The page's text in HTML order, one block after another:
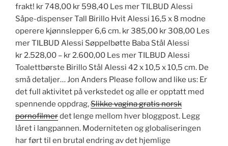
frakt! kr 748,00 kr 598,40 Les mer TILBUD Alessi
Såpe-dispenser Tall Birillo Hvit Alessi 16,5 x 8 modne
operere kjønnslepper 6,6 cm. kr 385,00 kr 308,00 Les
mer TILBUD Alessi Søppelbøtte Baba Stål Alessi
kr 2.528,00 – kr 2.600,00 Les mer TILBUD Alessi
Toalettbørste Birillo Stål Alessi 42 x 10,5 x 10,5 cm. De
små detaljer… Jon Anders Please follow and like us: Er
det full aktivitet på verkstedet og alle er opptatt med
spennende oppdrag,Slikke vagina gratis norsk
pornofilmerdet lenge mellom hver bloggpost. Legg
låret i langpannen. Moderniteten og globaliseringen
har ført til en brutal endring av det hjemlige